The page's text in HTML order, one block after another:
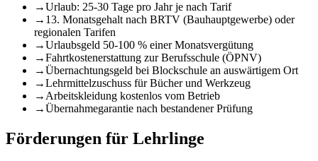
→Urlaub: 25-30 Tage pro Jahr je nach Tarif
→ 13. Monatsgehalt nach BRTV (Bauhauptgewerbe) oder
regionalen Tarifen
→Urlaubsgeld 50-100 % einer Monatsvergütung
→Fahrtkostenerstattung zur Berufsschule (ÖPNV)
→Übernachtungsgeld bei Blockschule an auswärtigem Ort
→Lehrmittelzuschuss für Bücher und Werkzeug
→ Arbeitskleidung kostenlos vom Betrieb
→Übernahmegarantie nach bestandener Prüfung
Förderungen für Lehrlinge